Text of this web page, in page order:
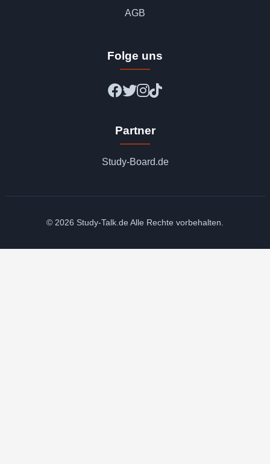
AGB
Folge uns
Partner
Study-Board.de
© 2026 Study-Talk.de Alle Rechte vorbehalten.